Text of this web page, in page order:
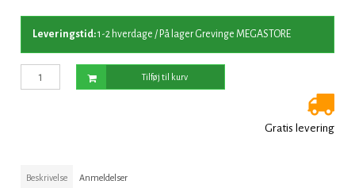
Leveringstid:1-2 hverdage / På lager Grevinge MEGASTORE
Tilføj til kurv
Gratis levering
Beskrivelse Anmeldelser